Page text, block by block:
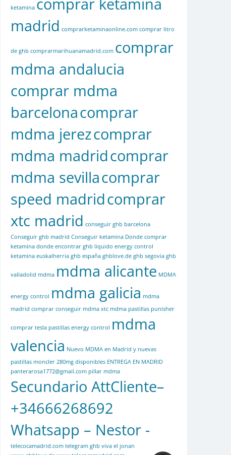
ketamina
madrid comprarketaminaonline.com comprar litro
de ghb comprarmarihuanamadrid.com comprar
mdma andalucia
comprar mdma
barcelonacomprar
mdma jerezcomprar
mdma madridcomprar
mdma sevillacomprar
speed madridcomprar
xtc madrid conseguir ghb barcelona
Conseguir ghb madrid Conseguir ketamina Donde comprar
ketamina donde encontrar ghb liquido energy control
ketamina euskalherria ghb españa ghblove.de ghb segovia ghb
valladolid mdma mdma alicante MDMA
energy control mdma galicia mdma
madrid comprar conseguir mdma xtc mdma pastillas punisher
comprar tesla pastillas energy control mdma
valencia Nuevo MDMA en Madrid y nuevas
pastillas moncler 280mg disponibles ENTREGA EN MADRID
panterarosa1772@gmail.com pillar mdma
Secundario AttCliente–
+34666268692
Whatsapp – Nestor -
telecocamadrid.com telegram ghb viva el jonan